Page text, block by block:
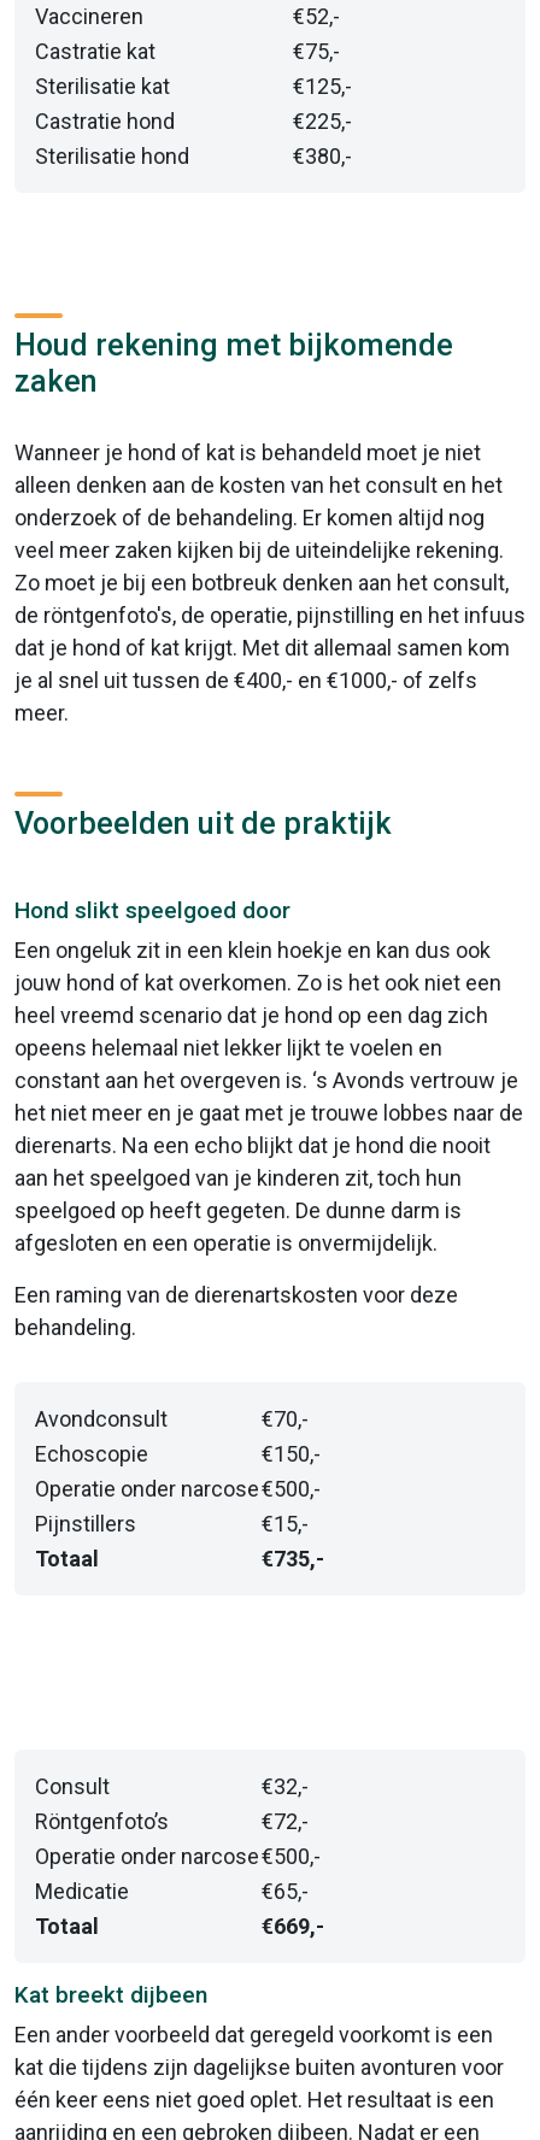
Vaccineren
€52,-
Castratie kat
€75,-
Sterilisatie kat
€125,-
Castratie hond
€225,-
Sterilisatie hond
€380,-
Houd rekening met bijkomende
zaken
Wanneer je hond of kat is behandeld moet je niet
alleen denken aan de kosten van het consult en het
onderzoek of de behandeling. Er komen altijd nog
veel meer zaken kijken bij de uiteindelijke rekening.
Zo moet je bij een botbreuk denken aan het consult,
de röntgenfoto's, de operatie, pijnstilling en het infuus
dat je hond of kat krijgt. Met dit allemaal samen kom
je al snel uit tussen de €400,- en €1000,- of zelfs
meer.
Voorbeelden uit de praktijk
Hond slikt speelgoed door
Een ongeluk zit in een klein hoekje en kan dus ook
jouw hond of kat overkomen. Zo is het ook niet een
heel vreemd scenario dat je hond op een dag zich
opeens helemaal niet lekker lijkt te voelen en
constant aan het overgeven is. ‘s Avonds vertrouw je
het niet meer en je gaat met je trouwe lobbes naar de
dierenarts. Na een echo blijkt dat je hond die nooit
aan het speelgoed van je kinderen zit, toch hun
speelgoed op heeft gegeten. De dunne darm is
afgesloten en een operatie is onvermijdelijk.
Een raming van de dierenartskosten voor deze
behandeling.
Avondconsult
€70,-
Echoscopie
€150,-
Operatie onder narcose€500,-
Pijnstillers
€15,-
Totaal
€735,-
Consult
€32,-
Röntgenfoto’s
€72,-
Operatie onder narcose€500,-
Medicatie
€65,-
Totaal
€669,-
Kat breekt dijbeen
Een ander voorbeeld dat geregeld voorkomt is een
kat die tijdens zijn dagelijkse buiten avonturen voor
één keer eens niet goed oplet. Het resultaat is een
aanrijding en een gebroken dijbeen. Nadat er een